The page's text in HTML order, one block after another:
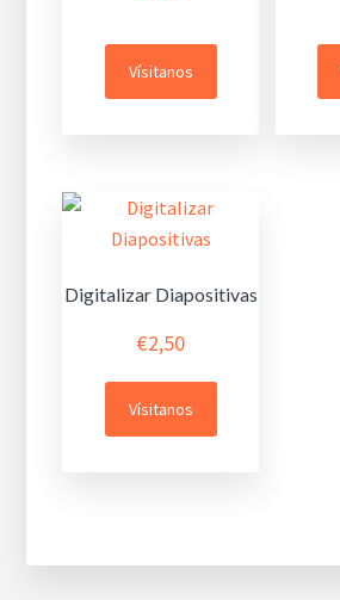
Vísitanos
Digitalizar Diapositivas
€2,50
Vísitanos